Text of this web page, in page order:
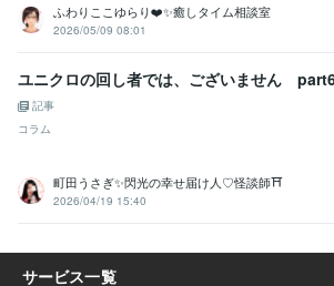
ふわりここゆらり❤️✨癒しタイム相談室
2026/05/09 08:01
ユニクロの回し者では、ございません
記事
コラム
町田うさぎ✨閃光の幸せ届け人♡怪談師⛩️
2026/04/19 15:40